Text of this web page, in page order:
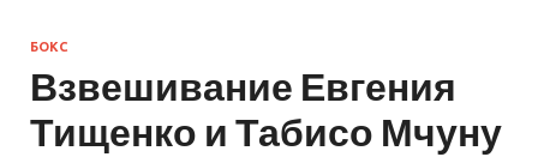
БОКС
Взвешивание Евгения
Тищенко и Табисо Мчуну